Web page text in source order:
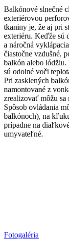
Balkónové slnečné
exteriérovou
tkaniny je, že aj pri
exteriéru. Keďže sú
a náročná
čiastočne vzdušné,
balkón alebo lódžiu.
sú odolné voči
Pri zasklených
namontované z
zrealizovať môžu sa
Spôsob ovládania
balkónoch), na
prípadne na
umyvateľné.
Fotogaléria